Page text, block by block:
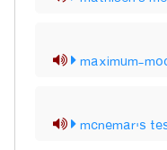
maximum-
mcnemar's